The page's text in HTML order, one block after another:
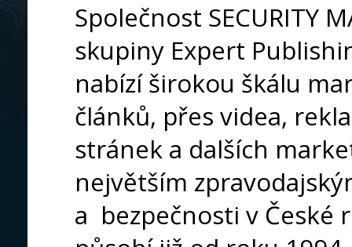
Společnost SECURITY
skupiny Expert
nabízí širokou škálu
článků, přes videa,
stránek a dalších
největším
a bezpečnosti v České